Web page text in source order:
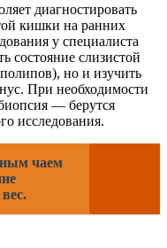
диагностировать
кишки на ранних
у специалиста
состояние слизистой
но и изучить
При необходимости
— берутся
исследования.
чаем